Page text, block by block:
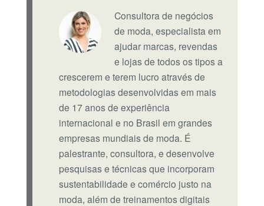
Consultora de negócios
de moda, especialista em
ajudar marcas, revendas
e lojas de todos os tipos a
crescerem e terem lucro através de
metodologias desenvolvidas em mais
de 17 anos de experiência
internacional e no Brasil em grandes
empresas mundiais de moda. É
palestrante, consultora, e desenvolve
pesquisas e técnicas que incorporam
sustentabilidade e comércio justo na
moda, além de treinamentos digitais